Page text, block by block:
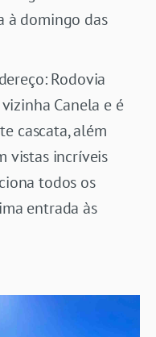
à domingo das
Rodovia
Canela e é
cascata, além
vistas incríveis
todos os
entrada às